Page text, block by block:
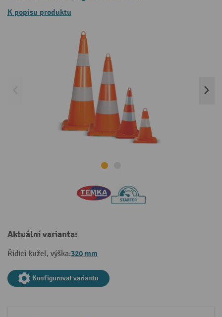
K popisu produktu
Aktuální varianta:
Řídicí kužel, výška:320 mm
Konfigurovat variantu